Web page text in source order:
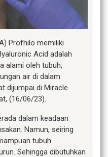
Profhilo memiliki
Acid adalah
alami oleh tubuh,
air di dalam
dijumpai di Miracle
(16/06/23).
dalam keadaan
Namun, seiring
tubuh
Sehingga dibutuhkan